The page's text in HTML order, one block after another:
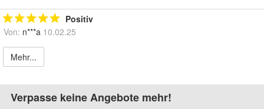
Positiv
Von: n***a 10.02.25
Mehr...
Verpasse keine Angebote mehr!